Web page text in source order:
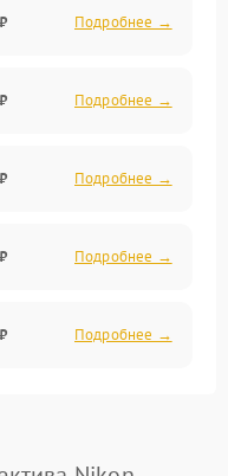
Подробнее →
Подробнее →
Подробнее →
Подробнее →
Подробнее →